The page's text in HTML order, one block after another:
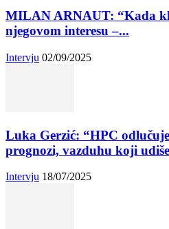
MILAN ARNAUT: “Kada
njegovom interesu –...
Intervju 02/09/2025
Luka Gerzić: “HPC
prognozi, vazduhu koji
Intervju 18/07/2025